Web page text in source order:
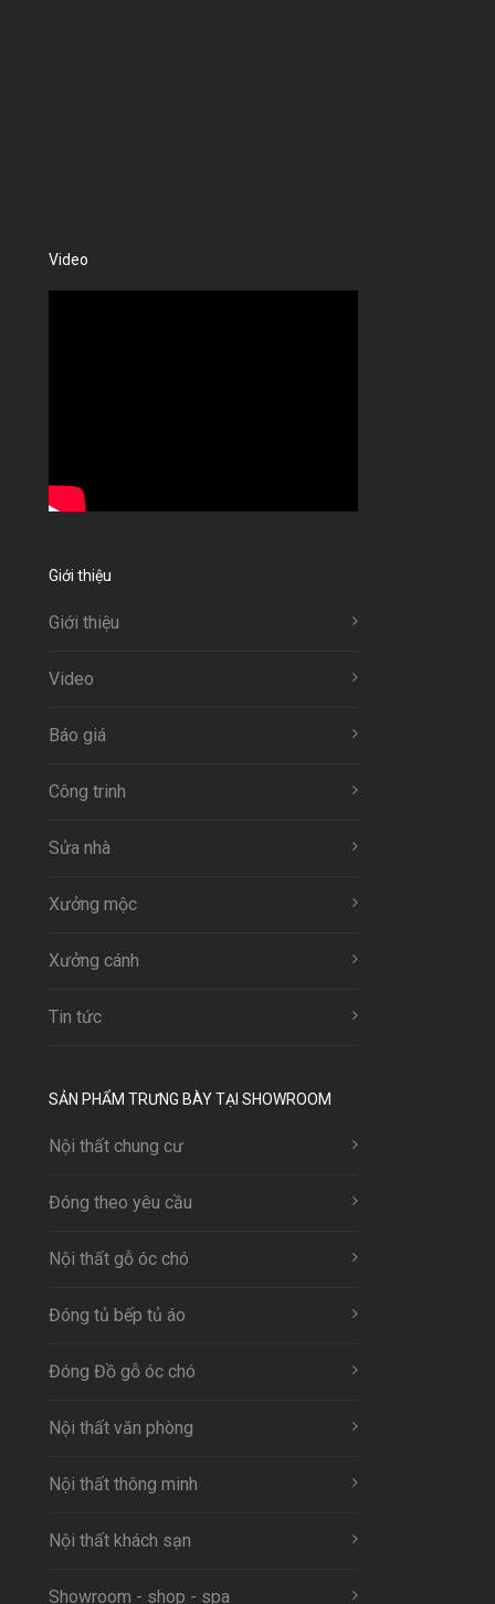
Video
Giới thiệu
Giới thiệu
Video
Báo giá
Công trinh
Sửa nhà
Xưởng mộc
Xưởng cánh
Tin tức
SẢN PHẨM TRƯNG BÀY TẠI SHOWROOM
Nội thất chung cư
Đóng theo yêu cầu
Nội thất gỗ óc chó
Đóng tủ bếp tủ áo
Đóng Đồ gỗ óc chó
Nội thất văn phòng
Nội thất thông minh
Nội thất khách sạn
Showroom - shop - spa